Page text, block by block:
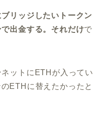
リッジしたいトークン
出金する。それだけで
ットにETHが入ってい
ETHに替えたかったと